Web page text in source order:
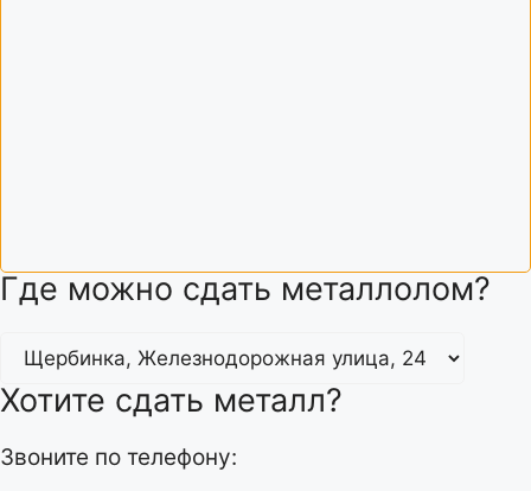
Где можно сдать металлолом?
Хотите сдать металл?
Звоните по телефону: